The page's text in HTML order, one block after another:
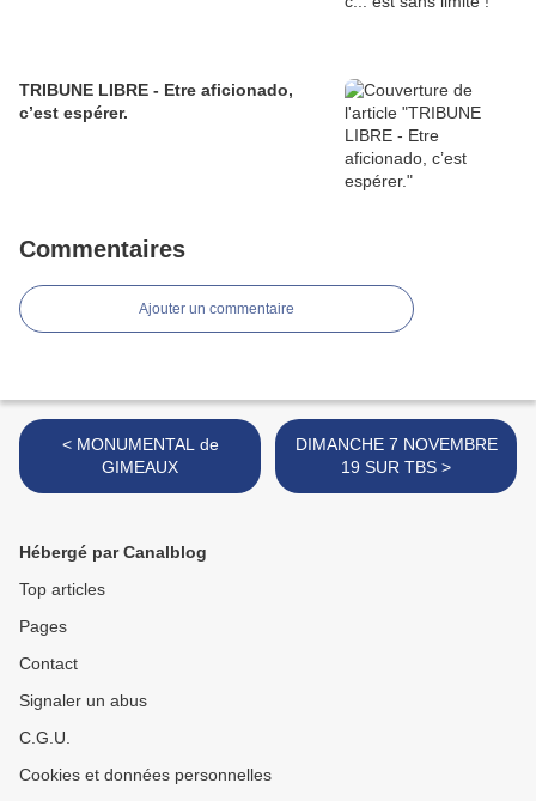
TRIBUNE LIBRE - Etre aficionado,
c’est espérer.
Commentaires
Ajouter un commentaire
< MONUMENTAL de
GIMEAUX
DIMANCHE 7 NOVEMBRE
19 SUR TBS >
Hébergé par Canalblog
Top articles
Pages
Contact
Signaler un abus
C.G.U.
Cookies et données personnelles